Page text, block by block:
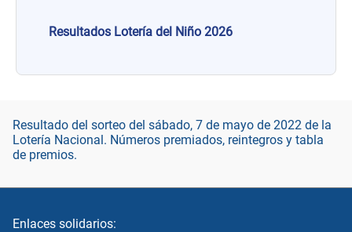
Resultado del sorteo del sábado, 7 de mayo de 2022 de la
Lotería Nacional. Números premiados, reintegros y tabla
de premios.
Resultados Lotería del Niño 2026
Enlaces solidarios: